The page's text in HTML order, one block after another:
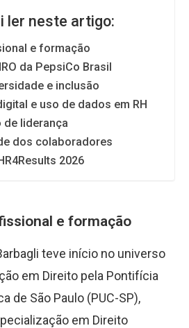
ler neste artigo:
e formação
da PepsiCo Brasil
e inclusão
e uso de dados em RH
de liderança
dos colaboradores
2026
e formação
teve início no universo
em Direito pela Pontifícia
de São Paulo (PUC-SP),
em Direito